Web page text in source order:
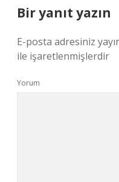
Bir yanıt yazın
E-posta adresiniz
ile işaretlenmişlerdir
Yorum